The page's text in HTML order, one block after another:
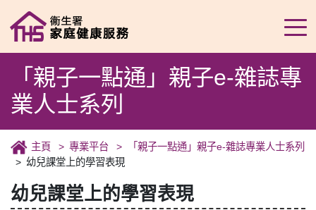
「親子一點通」親子e-雜誌專
業人士系列
主頁 專業平台
「親子一點通」親子e-雜誌專業人士系列
幼兒課堂上的學習表現
幼兒課堂上的學習表現